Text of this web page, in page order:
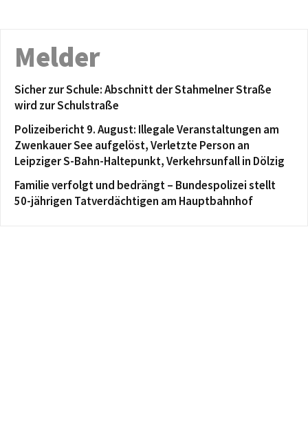
Melder
Sicher zur Schule: Abschnitt der Stahmelner Straße
wird zur Schulstraße
Polizeibericht 9. August: Illegale Veranstaltungen am
Zwenkauer See aufgelöst, Verletzte Person an
Leipziger S-Bahn-Haltepunkt, Verkehrsunfall in Dölzig
Familie verfolgt und bedrängt – Bundespolizei stellt
50-jährigen Tatverdächtigen am Hauptbahnhof